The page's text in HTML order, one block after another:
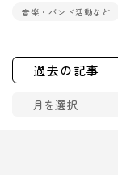
音楽・バンド活動など
過去の記事